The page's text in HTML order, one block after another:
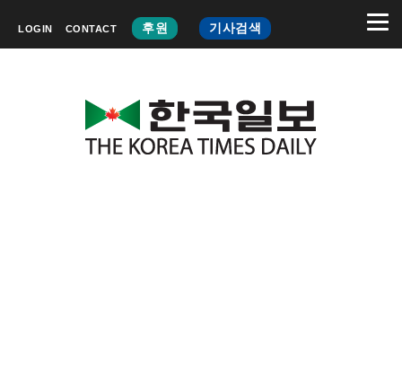
LOGIN CONTACT 후원 기사검색